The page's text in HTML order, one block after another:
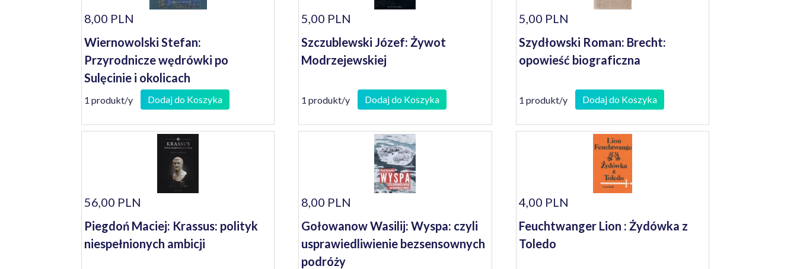
8,00 PLN
Wiernowolski Stefan:
Przyrodnicze wędrówki po
Sulęcinie i okolicach
1 produkt/y Dodaj do Koszyka
5,00 PLN
Szczublewski Józef: Żywot
Modrzejewskiej
1 produkt/y Dodaj do Koszyka
5,00 PLN
Szydłowski Roman: Brecht:
opowieść biograficzna
1 produkt/y Dodaj do Koszyka
56,00 PLN
Piegdoń Maciej: Krassus: polityk
niespełnionych ambicji
8,00 PLN
Gołowanow Wasilij: Wyspa: czyli
usprawiedliwienie bezsensownych
podróży
4,00 PLN
Feuchtwanger Lion : Żydówka z
Toledo